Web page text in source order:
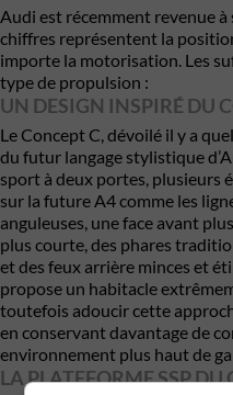
Audi est récemment revenue
chiffres représentent la
importe la motorisation. Les
type de propulsion :
UN DESIGN INSPIRÉ DU
Le Concept C, dévoilé il y a
du futur langage stylistique
sport à deux portes, plusieurs
sur la future A4 comme les
anguleuses, une face avant
plus courte, des phares
et des feux arrière minces et
propose un habitacle
toutefois adoucir cette
en conservant davantage de
environnement plus haut de
LA PLATEFORME SSP